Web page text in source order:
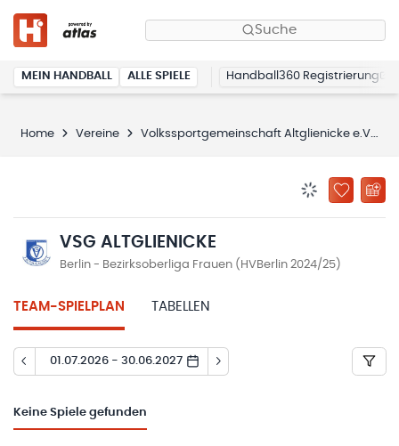
Suche
MEIN HANDBALL ALLE SPIELE Handball360 Registrierung
Home Vereine Volkssportgemeinschaft Altglienicke e.V.
ZU
VSG ALTGLIENICKE
Berlin - Bezirksoberliga Frauen (HVBerlin 2024/25)
TEAM-SPIELPLAN TABELLEN
01.07.2026 - 30.06.2027
Keine Spiele gefunden